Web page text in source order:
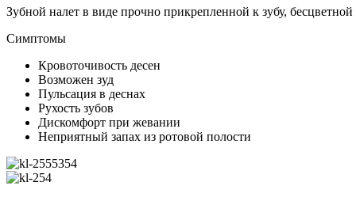
Зубной налет в виде прочно прикрепленной к зубу,
Симптомы
Кровоточивость десен
Возможен зуд
Пульсация в деснах
Рухость зубов
Дискомфорт при жевании
Неприятный запах из ротовой полости